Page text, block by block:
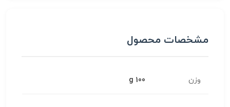
مشخصات محصول
وزن 100 g